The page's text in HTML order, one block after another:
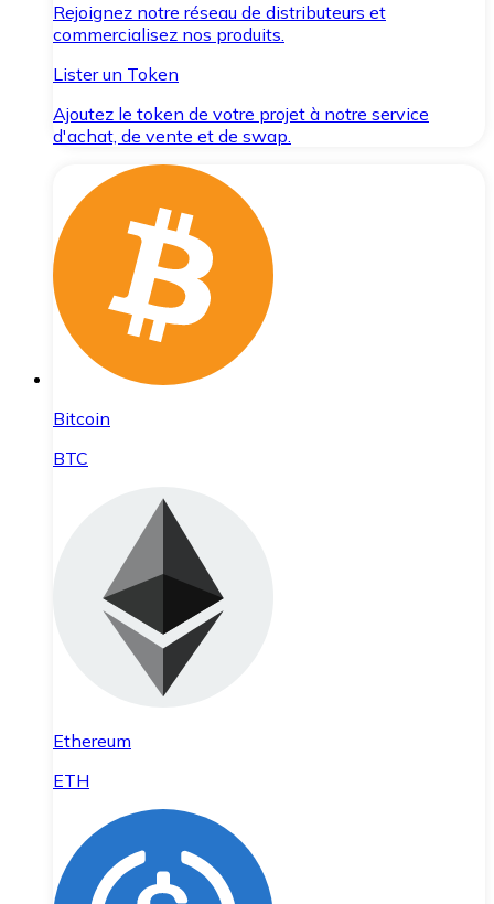
Rejoignez notre réseau de distributeurs et
commercialisez nos produits.
Lister un Token
Ajoutez le token de votre projet à notre service
d'achat, de vente et de swap.
Bitcoin
BTC
Ethereum
ETH